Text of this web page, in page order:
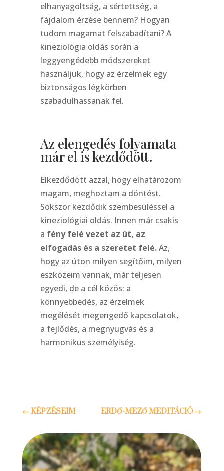
elhanyagoltság, a sértettség, a
fájdalom érzése bennem? Hogyan
tudom magamat felszabadítani? A
kineziológia oldás során a
leggyengédebb módszereket
használjuk, hogy az érzelmek egy
biztonságos légkörben
szabadulhassanak fel.
Az elengedés folyamata
már el is kezdődött.
Elkezdődött azzal, hogy elhatározom
magam, meghoztam a döntést.
Sokszor kezdődik szembesüléssel a
kineziológiai oldás. Innen már csakis
a fény felé vezet az út, az
elfogadás és a szeretet felé.Az,
hogy az úton milyen segítőim, milyen
eszközeim vannak, már teljesen
egyedi, de a cél közös: a
könnyebbedés, az érzelmek
megélését megengedő kapcsolatok,
a fejlődés, a megnyugvás és a
harmonikus személyiség.
← KÉPZÉSEIM ERDŐ-MEZŐ MEDITÁCIÓ →